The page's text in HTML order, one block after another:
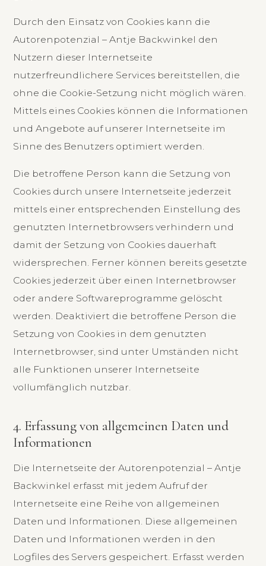
Durch den Einsatz von Cookies kann die
Autorenpotenzial – Antje Backwinkel den
Nutzern dieser Internetseite
nutzerfreundlichere Services bereitstellen, die
ohne die Cookie-Setzung nicht möglich wären.
Mittels eines Cookies können die Informationen
und Angebote auf unserer Internetseite im
Sinne des Benutzers optimiert werden.
Die betroffene Person kann die Setzung von
Cookies durch unsere Internetseite jederzeit
mittels einer entsprechenden Einstellung des
genutzten Internetbrowsers verhindern und
damit der Setzung von Cookies dauerhaft
widersprechen. Ferner können bereits gesetzte
Cookies jederzeit über einen Internetbrowser
oder andere Softwareprogramme gelöscht
werden. Deaktiviert die betroffene Person die
Setzung von Cookies in dem genutzten
Internetbrowser, sind unter Umständen nicht
alle Funktionen unserer Internetseite
vollumfänglich nutzbar.
4. Erfassung von allgemeinen Daten und
Informationen
Die Internetseite der Autorenpotenzial – Antje
Backwinkel erfasst mit jedem Aufruf der
Internetseite eine Reihe von allgemeinen
Daten und Informationen. Diese allgemeinen
Daten und Informationen werden in den
Logfiles des Servers gespeichert. Erfasst werden